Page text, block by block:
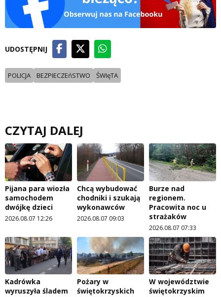
UDOSTĘPNIJ
POLICJA BEZPIECZEńSTWO ŚWIęTA
CZYTAJ DALEJ
Pijana para wiozła
samochodem
dwójkę dzieci
2026.08.07 12:26
Chcą wybudować
chodniki i szukają
wykonawców
2026.08.07 09:03
Burze nad
regionem.
Pracowita noc u
strażaków
2026.08.07 07:33
Kadrówka
wyruszyła śladem
Pożary w
świętokrzyskich
W województwie
świętokrzyskim